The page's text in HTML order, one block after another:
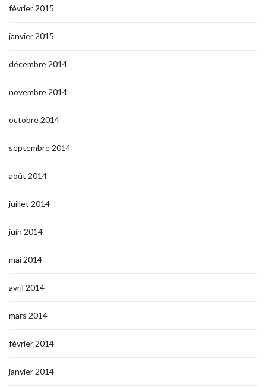
février 2015
janvier 2015
décembre 2014
novembre 2014
octobre 2014
septembre 2014
août 2014
juillet 2014
juin 2014
mai 2014
avril 2014
mars 2014
février 2014
janvier 2014